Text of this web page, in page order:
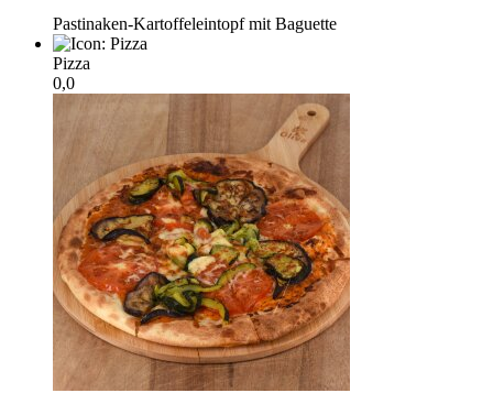
Pastinaken-Kartoffeleintopf mit Baguette
Pizza
0,0